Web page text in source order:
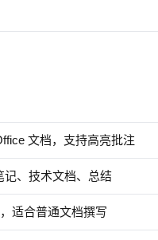
文档，支持高亮批注
记、技术文档、总结
适合普通文档撰写